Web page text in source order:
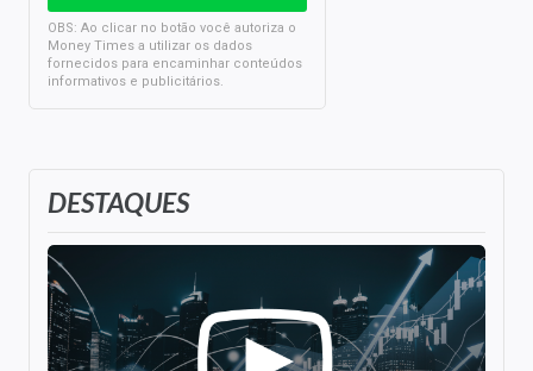
DESTAQUES
OBS: Ao clicar no botão você autoriza o
Money Times a utilizar os dados
fornecidos para encaminhar conteúdos
informativos e publicitários.